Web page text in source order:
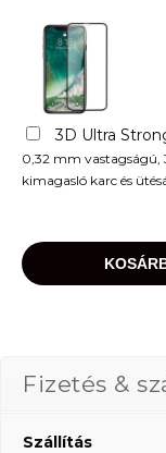
3D Ultra
0,32 mm vastagságú,
kimagasló karc és
Fizetés &
Szállítás